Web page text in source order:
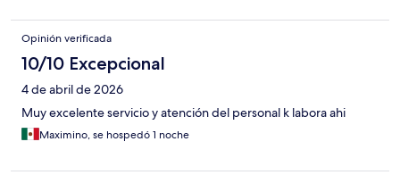
Opinión verificada
10/10 Excepcional
4 de abril de 2026
Muy excelente servicio y atención del personal k labora ahi
Maximino, se hospedó 1 noche